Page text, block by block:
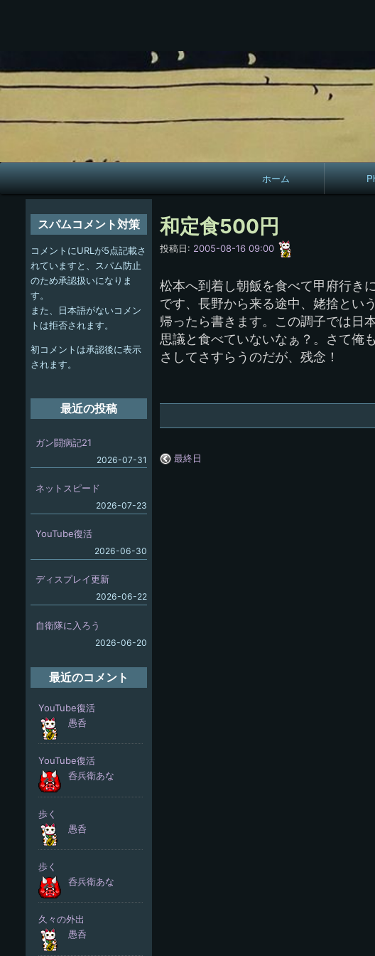
メ
イ
ホーム
手拭
和定食500円
投稿日: 2005-08-16 09:00
松本へ到着し朝飯を食べて甲府行き
です、長野から来る途中、姥捨とい
帰ったら書きます。この調子では日
思議と食べていないなぁ？。さて俺
さしてさすらうのだが、残念！
最終日
スパムコメント対策
コメントにURLが5点記載さ
れていますと、スパム防止
のため承認扱いになりま
す。
また、日本語がないコメン
トは拒否されます。
初コメントは承認後に表示
されます。
最近の投稿
ガン闘病記21
2026-07-31
ネットスピード
2026-07-23
YouTube復活
2026-06-30
ディスプレイ更新
2026-06-22
自衛隊に入ろう
2026-06-20
最近のコメント